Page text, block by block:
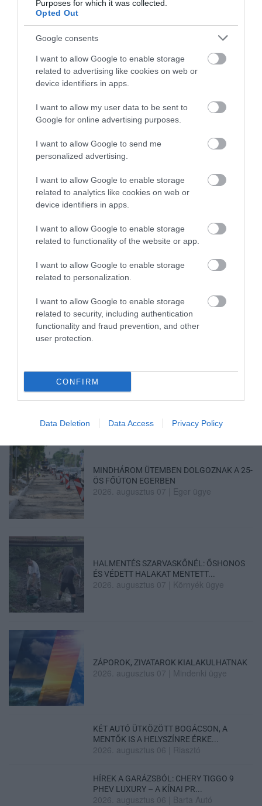
Purposes for which it was collected.
Opted Out
Google consents
I want to allow Google to enable storage
related to advertising like cookies on web or
device identifiers in apps.
I want to allow my user data to be sent to
Google for online advertising purposes.
I want to allow Google to send me
personalized advertising.
I want to allow Google to enable storage
related to analytics like cookies on web or
device identifiers in apps.
I want to allow Google to enable storage
related to functionality of the website or app.
I want to allow Google to enable storage
related to personalization.
I want to allow Google to enable storage
related to security, including authentication
functionality and fraud prevention, and other
user protection.
CONFIRM
Data Deletion Data Access Privacy Policy
TELJES SZAKÍTÁS JÖN A...
TATA ELBŰVÖLŐ LÁTVÁNYOSSÁGAI,
AMIKÉRT ÉRDEMES MEGNÉZNI
2026. augusztus 08
TÖBB MINT EGY HÓNAP IS LEHET, MIRE
TELJESEN ÚJRAINDUL A P...
2026. augusztus 07
TANULJ NÉMETÜL OTTHONRÓL: A
2026. augusztus 07|Promóció
ÚJRAINDULNAK A KORÁBBAN
LEÁLLÍTOTT SZOLGÁLTATÁSOK AZ EGRI...
2026. augusztus 07|Eger ügye
TÍZ ÉVE NEM VOLT ILYEN ALACSONY AZ
INFLÁCIÓ MAGYARORSZÁGON
2026. augusztus 07|Mindenki ügye
MINDHÁROM ÜTEMBEN DOLGOZNAK A 25-
ÖS FŐÚTON EGERBEN
2026. augusztus 07 Eger ügye
HALMENTÉS SZARVASKŐNÉL: ŐSHONOS
ÉS VÉDETT HALAKAT MENTETT...
2026. augusztus 07 Környék ügye
ZÁPOROK, ZIVATAROK KIALAKULHATNAK
2026. augusztus 07 Mindenki ügye
KÉT AUTÓ ÜTKÖZÖTT BOGÁCSON, A
MENTŐK IS A HELYSZÍNRE ÉRKE...
2026. augusztus 06 Riasztó
HÍREK A GARÁZSBÓL: CHERY TIGGO 9
PHEV LUXURY – A KÍNAI PR...
2026. augusztus 06 Barta Autó